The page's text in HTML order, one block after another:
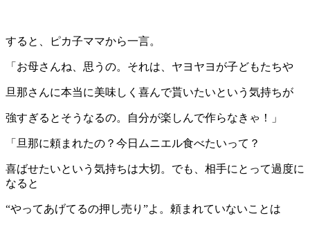
すると、ピカ子ママから一言。
「お母さんね、思うの。それは、ヤヨヤヨが子どもたちや
旦那さんに本当に美味しく喜んで貰いたいという気持ちが
強すぎるとそうなるの。自分が楽しんで作らなきゃ！」
「旦那に頼まれたの？今日ムニエル食べたいって？
喜ばせたいという気持ちは大切。でも、相手にとって過度に
なると
“やってあげてるの押し売り”よ。頼まれていないことは